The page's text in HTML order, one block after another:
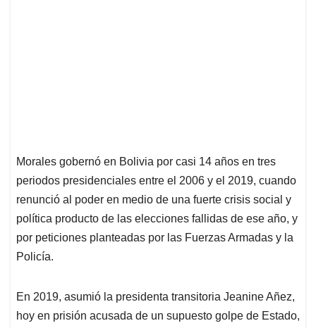
Morales gobernó en Bolivia por casi 14 años en tres
periodos presidenciales entre el 2006 y el 2019, cuando
renunció al poder en medio de una fuerte crisis social y
política producto de las elecciones fallidas de ese año, y
por peticiones planteadas por las Fuerzas Armadas y la
Policía.
En 2019, asumió la presidenta transitoria Jeanine Añez,
hoy en prisión acusada de un supuesto golpe de Estado,